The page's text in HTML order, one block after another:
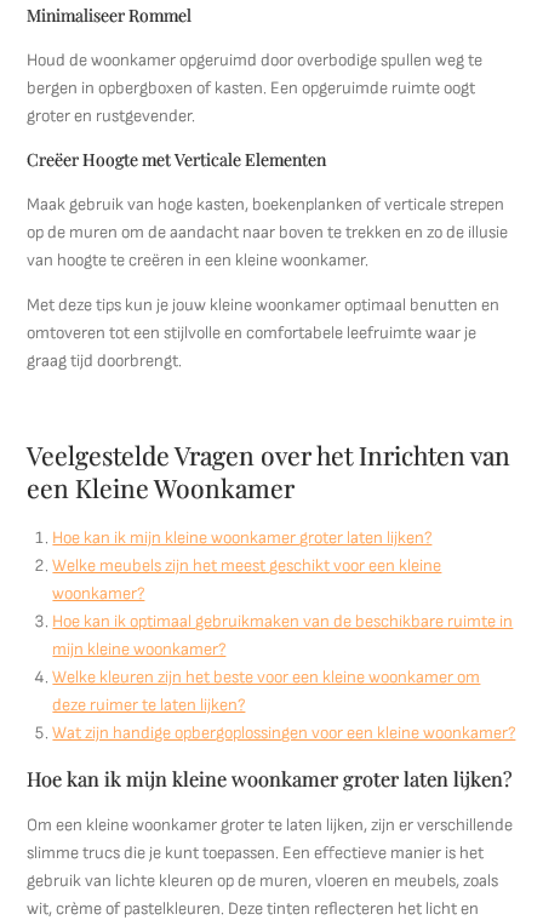
Minimaliseer Rommel
Houd de woonkamer opgeruimd door overbodige spullen weg te
bergen in opbergboxen of kasten. Een opgeruimde ruimte oogt
groter en rustgevender.
Creëer Hoogte met Verticale Elementen
Maak gebruik van hoge kasten, boekenplanken of verticale strepen
op de muren om de aandacht naar boven te trekken en zo de illusie
van hoogte te creëren in een kleine woonkamer.
Met deze tips kun je jouw kleine woonkamer optimaal benutten en
omtoveren tot een stijlvolle en comfortabele leefruimte waar je
graag tijd doorbrengt.
Veelgestelde Vragen over het Inrichten van
een Kleine Woonkamer
Hoe kan ik mijn kleine woonkamer groter laten lijken?
Welke meubels zijn het meest geschikt voor een kleine
woonkamer?
Hoe kan ik optimaal gebruikmaken van de beschikbare ruimte in
mijn kleine woonkamer?
Welke kleuren zijn het beste voor een kleine woonkamer om
deze ruimer te laten lijken?
Wat zijn handige opbergoplossingen voor een kleine woonkamer?
Hoe kan ik mijn kleine woonkamer groter laten lijken?
Om een kleine woonkamer groter te laten lijken, zijn er verschillende
slimme trucs die je kunt toepassen. Een effectieve manier is het
gebruik van lichte kleuren op de muren, vloeren en meubels, zoals
wit, crème of pastelkleuren. Deze tinten reflecteren het licht en